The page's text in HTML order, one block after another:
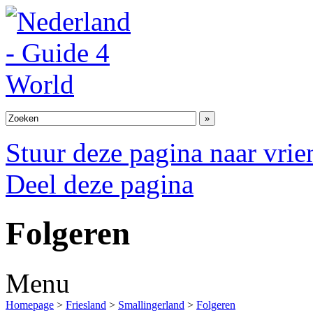
Stuur deze pagina naar
Deel deze pagina
Folgeren
Menu
Homepage > Friesland > Smallingerland > Folgeren